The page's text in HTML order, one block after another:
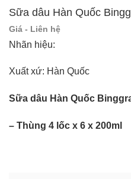
Sữa dâu Hàn Quốc
Giá - Liên hệ
Nhãn hiệu:
Xuất xứ: Hàn Quốc
Sữa dâu Hàn Quốc
– Thùng 4 lốc x 6 x 200ml